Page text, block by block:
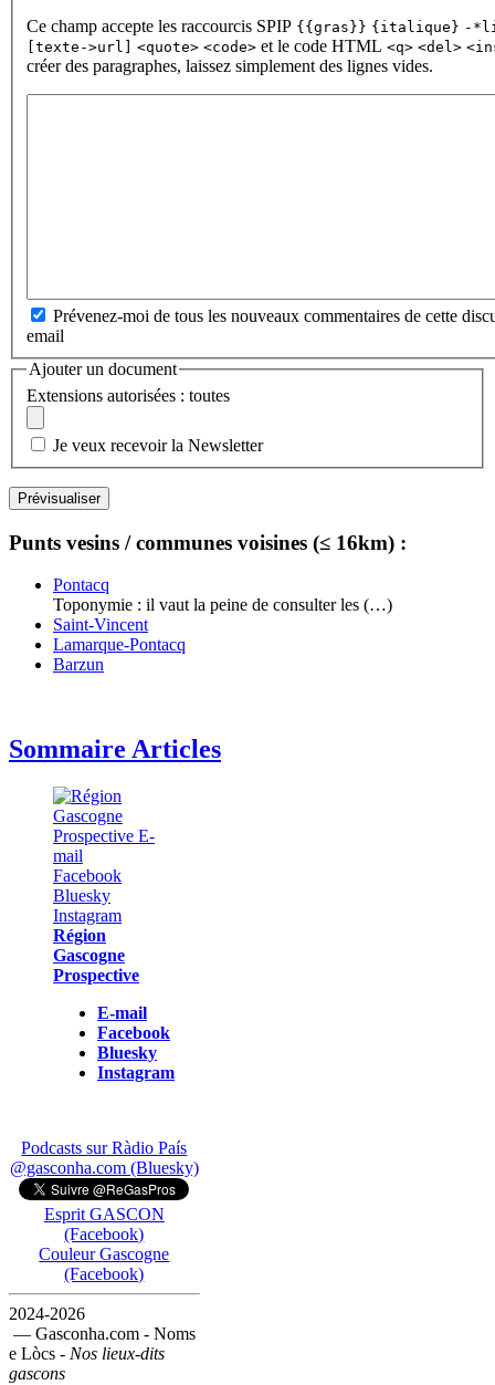
Ce champ accepte les raccourcis SPIP {{gras}} {italique} -
[texte->url]
<quote> <code> et le code HTML <q> <del>
créer des paragraphes, laissez simplement des lignes vides.
Prévenez-moi de tous les nouveaux commentaires de cette
email
Ajouter un document
Extensions autorisées : toutes
Je veux recevoir la Newsletter
Punts vesins / communes voisines (≤ 16km) :
Pontacq
Toponymie : il vaut la peine de consulter les (…)
Saint-Vincent
Lamarque-Pontacq
Barzun
Sommaire Articles
Région
Gascogne
Prospective
E-mail
Facebook
Bluesky
Instagram
Podcasts sur Ràdio País
@gasconha.com (Bluesky)
Esprit GASCON
(Facebook)
Couleur Gascogne
(Facebook)
2024-2026
— Gasconha.com - Noms
e Lòcs - Nos lieux-dits
gascons